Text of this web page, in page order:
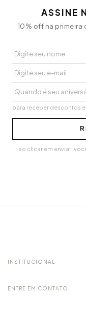
ASSINE
10% off na primeira
para receber descontos
ao clicar em enviar,
INSTITUCIONAL
ENTRE EM CONTATO